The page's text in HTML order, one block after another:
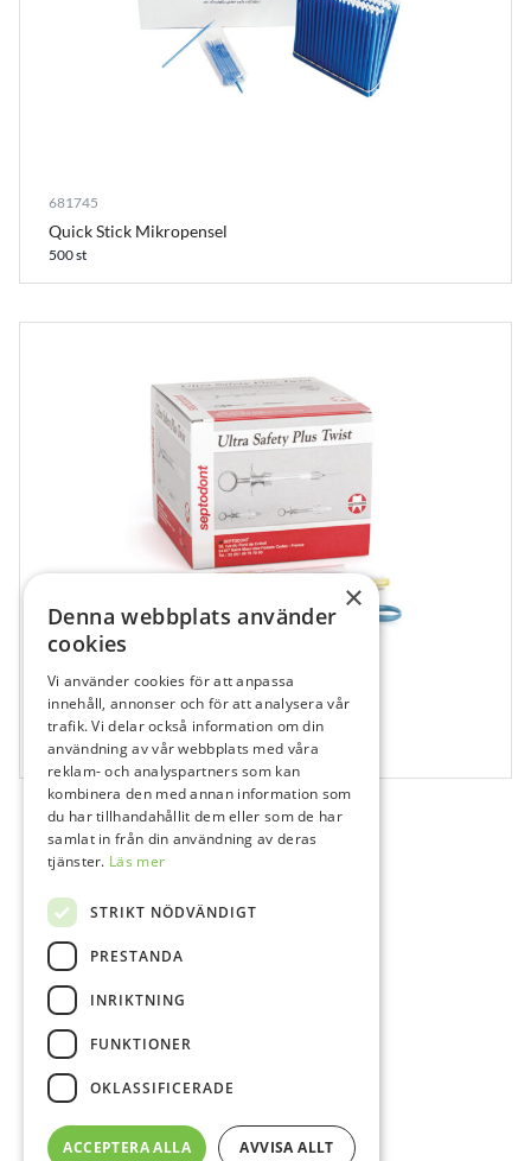
681745
Quick Stick Mikropensel
500 st
501822
Ultra Safety Plus Twist Orange, 27G, 25mm
100 st
×
Denna webbplats använder
cookies
Vi använder cookies för att anpassa
innehåll, annonser och för att analysera vår
trafik. Vi delar också information om din
användning av vår webbplats med våra
reklam- och analyspartners som kan
kombinera den med annan information som
du har tillhandahållit dem eller som de har
samlat in från din användning av deras
tjänster. Läs mer
STRIKT NÖDVÄNDIGT
PRESTANDA
INRIKTNING
FUNKTIONER
OKLASSIFICERADE
ACCEPTERA ALLA AVVISA ALLT